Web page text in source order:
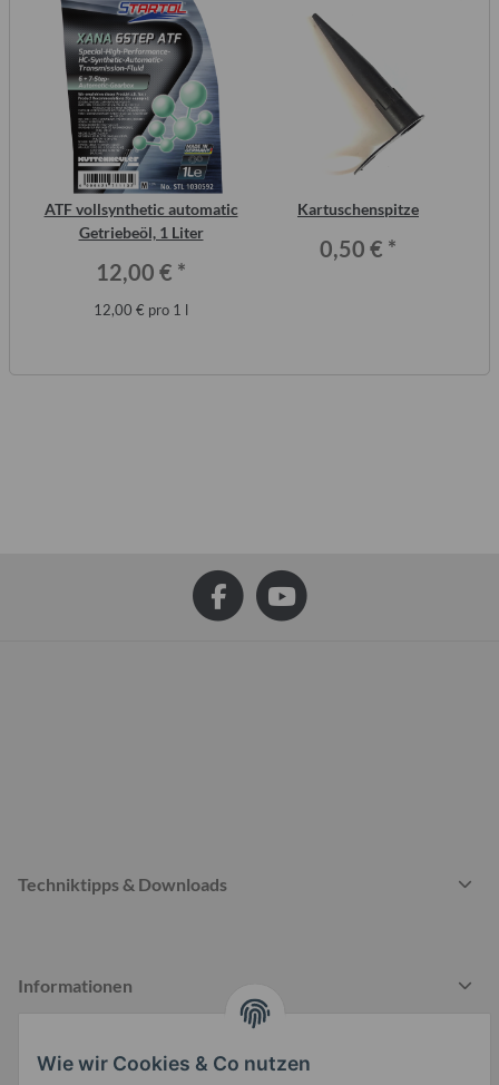
ATF vollsynthetic automatic
Getriebeöl, 1 Liter
12,00 € *
12,00 € pro 1 l
Kartuschenspitze
0,50 € *
Techniktipps & Downloads
Informationen
Wie wir Cookies & Co nutzen